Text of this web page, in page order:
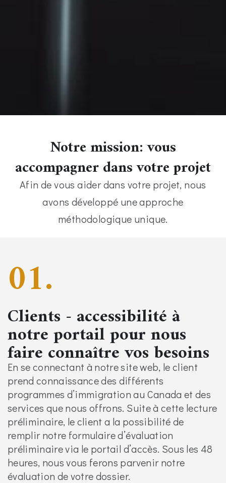
Notre mission: vous
accompagner dans votre projet
Afin de vous aider dans votre projet, nous
avons développé une approche
méthodologique unique.
01.
Clients - accessibilité à
notre portail pour nous
faire connaître vos besoins
En se connectant à notre site web, le client
prend connaissance des différents
programmes d’immigration au Canada et des
services que nous offrons. Suite à cette lecture
préliminaire, le client a la possibilité de
remplir notre formulaire d’évaluation
préliminaire via le portail d’accès. Sous les 48
heures, nous vous ferons parvenir notre
évaluation de votre dossier.